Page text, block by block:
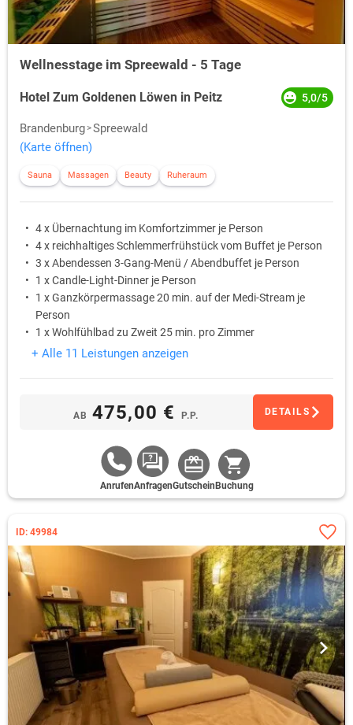
Wellnesstage im Spreewald - 5 Tage
Hotel Zum Goldenen Löwen in Peitz 5,0/5
Brandenburg Spreewald
(Karte öffnen)
Sauna Massagen Beauty Ruheraum
4 x Übernachtung im Komfortzimmer je Person
4 x reichhaltiges Schlemmerfrühstück vom Buffet je Person
3 x Abendessen 3-Gang-Menü / Abendbuffet je Person
1 x Candle-Light-Dinner je Person
1 x Ganzkörpermassage 20 min. auf der Medi-Stream je
Person
1 x Wohlfühlbad zu Zweit 25 min. pro Zimmer
+ Alle 11 Leistungen anzeigen
AB 475,00 € P.P. DETAILS
AnrufenAnfragenGutschein Buchung
ID: 49984